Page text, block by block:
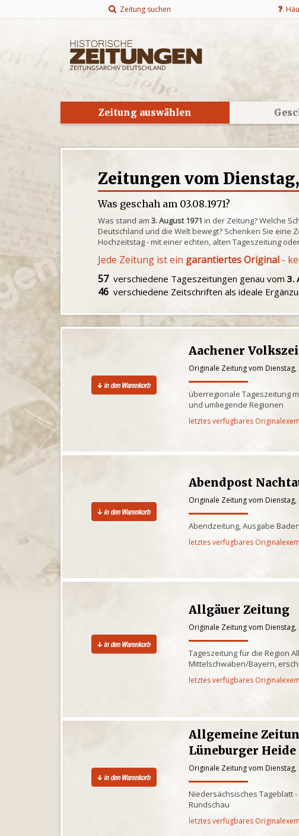
Zeitung suchen
Zeitung auswählen
Zeitungen vom Dienstag,
Was geschah am 03.08.1971?
Was stand am3. August 1971 in der Zeitung? Welche
Deutschland und die Welt bewegt? Schenken Sie eine
Hochzeitstag - mit einer echten, alten Tageszeitung
Jede Zeitung ist ein garantiertes Original -
57verschiedene Tageszeitungen genau vom3.
46 verschiedene Zeitschriften als ideale
Aachener
Originale Zeitung vom Dienstag,
überregionale Tageszeitung
und umliegende Regionen
letztes verfügbares
Abendpost
Originale Zeitung vom Dienstag,
Abendzeitung, Ausgabe
letztes verfügbares
Allgäuer Zeitung
Originale Zeitung vom Dienstag,
Tageszeitung für die Region
Mittelschwaben/Bayern,
letztes verfügbares
Allgemeine
Lüneburger Heide
Originale Zeitung vom Dienstag,
Niedersächsisches Tageblatt
Rundschau
letztes verfügbares